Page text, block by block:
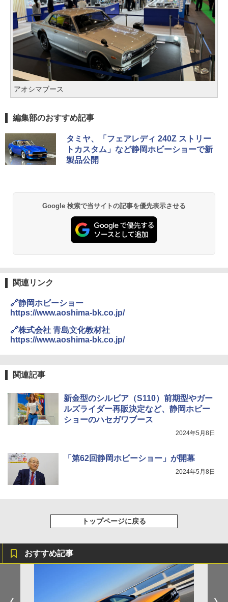
アオシマブース
編集部のおすすめ記事
タミヤ、「フェアレディ 240Z ストリー
トカスタム」など静岡ホビーショーで新
製品公開
Google 検索で当サイトの記事を優先表示させる
関連リンク
🔗静岡ホビーショー
https://www.aoshima-bk.co.jp/
🔗株式会社 青島文化教材社
https://www.aoshima-bk.co.jp/
関連記事
新金型のシルビア（S110）前期型やガー
ルズライダー再販決定など、静岡ホビー
ショーのハセガワブース
2024年5月8日
「第62回静岡ホビーショー」が開幕
2024年5月8日
トップページに戻る
おすすめ記事